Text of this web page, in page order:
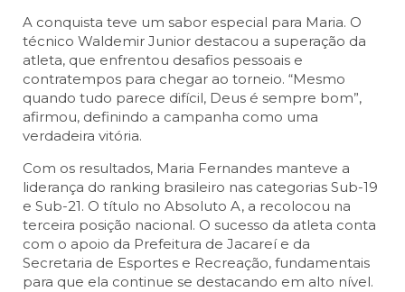
A conquista teve um sabor especial para Maria. O
técnico Waldemir Junior destacou a superação da
atleta, que enfrentou desafios pessoais e
contratempos para chegar ao torneio. “Mesmo
quando tudo parece difícil, Deus é sempre bom”,
afirmou, definindo a campanha como uma
verdadeira vitória.
Com os resultados, Maria Fernandes manteve a
liderança do ranking brasileiro nas categorias Sub-19
e Sub-21. O título no Absoluto A, a recolocou na
terceira posição nacional. O sucesso da atleta conta
com o apoio da Prefeitura de Jacareí e da
Secretaria de Esportes e Recreação, fundamentais
para que ela continue se destacando em alto nível.